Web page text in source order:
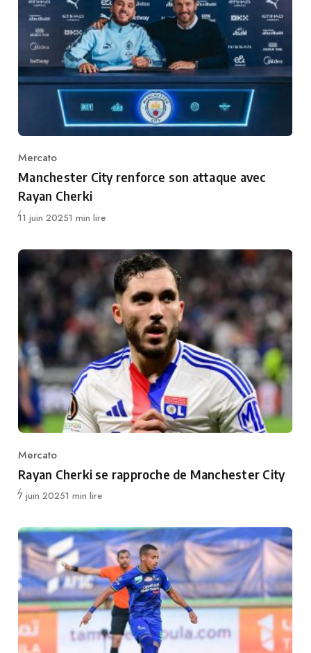
Category
Mercato
Manchester City renforce son attaque avec
Rayan Cherki
Publié
11 juin 20251 min lire
Category
Mercato
Rayan Cherki se rapproche de Manchester City
Publié
7 juin 20251 min lire